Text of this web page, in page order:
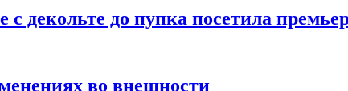
с декольте до пупка посетила
во внешности